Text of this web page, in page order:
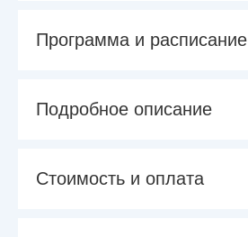
Программа и расписание
Подробное описание
Стоимость и оплата